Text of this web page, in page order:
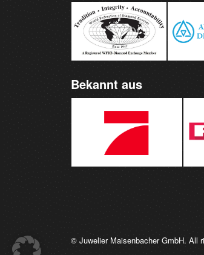
Bekannt aus
© Juwelier Maisenbacher GmbH. All